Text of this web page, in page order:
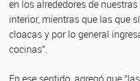
en los alrededores de
interior, mientras que las que
cloacas y por lo general
cocinas”.